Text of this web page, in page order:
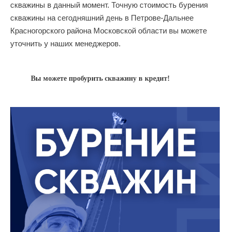
скважины в данный момент. Точную стоимость бурения
скважины на сегодняшний день в Петрове-Дальнее
Красногорского района Московской области вы можете
уточнить у наших менеджеров.
Вы можете пробурить скважину в кредит!